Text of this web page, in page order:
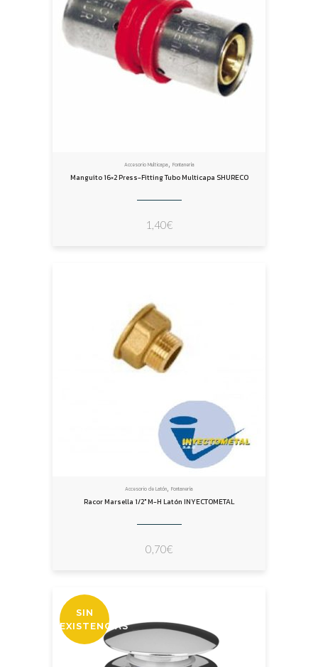
Accesorio Multicapa, Fontanería
Manguito 16×2 Press-Fitting Tubo Multicapa SHURECO
1,40€
Accesorio de Latón, Fontanería
Racor Marsella 1/2″ M-H Latón INYECTOMETAL
0,70€
SIN
EXISTENCIAS